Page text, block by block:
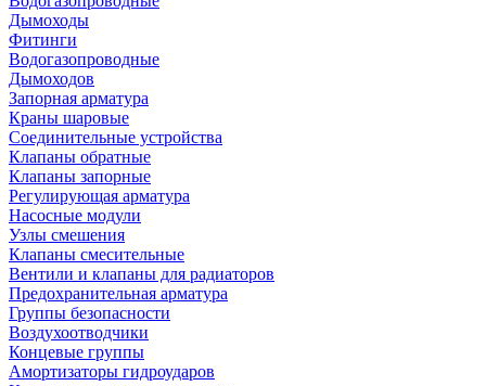
Дымоходы
Фитинги
Водогазопроводные
Дымоходов
Запорная арматура
Краны шаровые
Соединительные устройства
Клапаны обратные
Клапаны запорные
Регулирующая арматура
Насосные модули
Узлы смешения
Клапаны смесительные
Вентили и клапаны для радиаторов
Предохранительная арматура
Группы безопасности
Воздухоотводчики
Концевые группы
Амортизаторы гидроударов